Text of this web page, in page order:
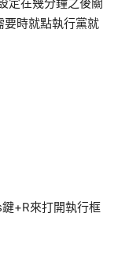
要時就點執行黨就
+R來打開執行框